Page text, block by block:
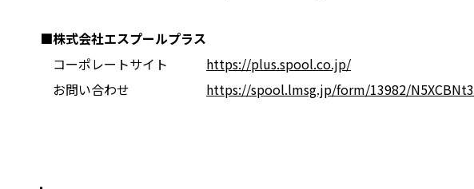
■株式会社エスプールプラス
コーポレートサイト https://plus.spool.co.jp/
お問い合わせ https://spool.lmsg.jp/form/13982/N5XCBNt3